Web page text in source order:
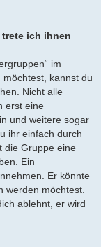
ich ihnen
im
kannst du
Nicht alle
erst eine
und weitere sogar
ihr einfach durch
die Gruppe eine
Ein
Er könnte
werden möchtest.
ablehnt, er wird